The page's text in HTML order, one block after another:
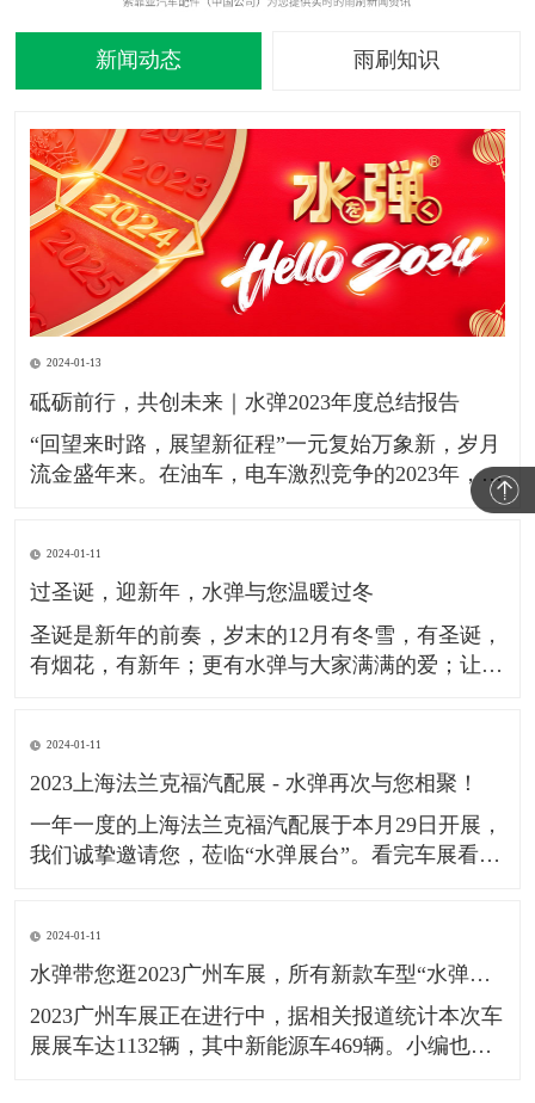
新闻动态 雨刷知识
2024-01-13
砥砺前行，共创未来｜水弹2023年度总结报告
​“​​回望来时路，展望新征程”​​一元复始万象新，岁月​
流金盛年来。在油车，电车激烈竞争的2023年，水
弹镀膜雨刮作为刚需的汽配产品持续服务于本田，
荣威，领跑，小鹏，极氪，吉利，高合，比亚迪等
多个汽车品牌；成功通过了德系GMW及日系JIS的
检测标准。让更
2024-01-11
过圣诞，迎新年，水弹与您温暖过冬
​圣诞是新年的前奏，岁末的12月有冬雪，有圣诞，
有烟花，有新年；更有水弹与大家满满的爱；​让我
往。​
2024-01-11
2023上海法兰克福汽配展 - 水弹再次与您相聚！
一年一度的上海法兰克福汽配展于本月29日开展，
我们诚挚邀请您，莅临“水弹展台”。​看完车展看汽
本次展会已是＂水弹＂受邀出展的第9年，此次水
弹也将聚焦展会主题“技术•创新•趋势”，为大家更
好地
2024-01-11
水弹带您逛2023广州车展，所有新款车型“水弹镀膜雨刮”均可适配。
​2023广州车展正在进行中，据相关报道统计本次车
展展车达1132辆，其中新能源车469辆。小编也第